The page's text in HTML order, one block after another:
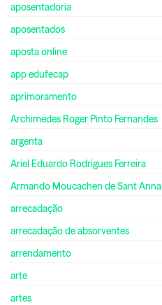
aposentadoria
aposentados
aposta online
app edufecap
aprimoramento
Archimedes Roger Pinto Fernandes
argenta
Ariel Eduardo Rodrigues Ferreira
Armando Moucachen de Sant Anna
arrecadação
arrecadação de absorventes
arrendamento
arte
artes